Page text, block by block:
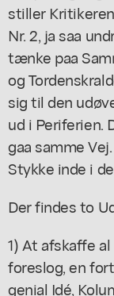
stiller
Nr. 2, ja saa
tænke paa
og
sig til den
ud i Periferien.
gaa samme
Stykke inde i
Der findes to
1) At afskaffe
foreslog, en
genial Idé,